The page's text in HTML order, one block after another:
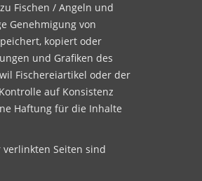
Fischen / Angeln und
Genehmigung von
kopiert oder
und Grafiken des
Fischereiartikel oder der
auf Konsistenz
Haftung für die Inhalte
Seiten sind